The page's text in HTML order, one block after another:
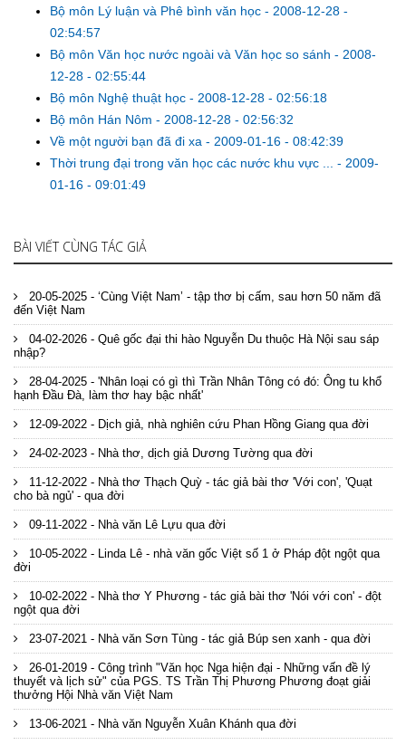
Bộ môn Lý luận và Phê bình văn học - 2008-12-28 -
02:54:57
Bộ môn Văn học nước ngoài và Văn học so sánh - 2008-
12-28 - 02:55:44
Bộ môn Nghệ thuật học - 2008-12-28 - 02:56:18
Bộ môn Hán Nôm - 2008-12-28 - 02:56:32
Về một người bạn đã đi xa - 2009-01-16 - 08:42:39
Thời trung đại trong văn học các nước khu vực ... - 2009-
01-16 - 09:01:49
BÀI VIẾT CÙNG TÁC GIẢ
20-05-2025 - ‘Cùng Việt Nam’ - tập thơ bị cấm, sau hơn 50 năm đã
đến Việt Nam
04-02-2026 - Quê gốc đại thi hào Nguyễn Du thuộc Hà Nội sau sáp
nhập?
28-04-2025 - 'Nhân loại có gì thì Trần Nhân Tông có đó: Ông tu khổ
hạnh Đầu Đà, làm thơ hay bậc nhất'
12-09-2022 - Dịch giả, nhà nghiên cứu Phan Hồng Giang qua đời
24-02-2023 - Nhà thơ, dịch giả Dương Tường qua đời
11-12-2022 - Nhà thơ Thạch Quỳ - tác giả bài thơ 'Với con', 'Quạt
cho bà ngủ' - qua đời
09-11-2022 - Nhà văn Lê Lựu qua đời
10-05-2022 - Linda Lê - nhà văn gốc Việt số 1 ở Pháp đột ngột qua
đời
10-02-2022 - Nhà thơ Y Phương - tác giả bài thơ 'Nói với con' - đột
ngột qua đời
23-07-2021 - Nhà văn Sơn Tùng - tác giả Búp sen xanh - qua đời
26-01-2019 - Công trình "Văn học Nga hiện đại - Những vấn đề lý
thuyết và lịch sử" của PGS. TS Trần Thị Phương Phương đoạt giải
thưởng Hội Nhà văn Việt Nam
13-06-2021 - Nhà văn Nguyễn Xuân Khánh qua đời